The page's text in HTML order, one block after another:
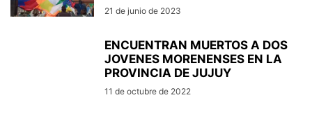
21 de junio de 2023
ENCUENTRAN MUERTOS A DOS
JOVENES MORENENSES EN LA
PROVINCIA DE JUJUY
11 de octubre de 2022